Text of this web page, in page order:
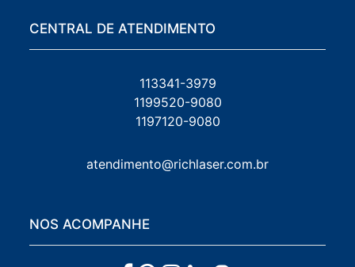
CENTRAL DE ATENDIMENTO
113341-3979
1199520-9080
1197120-9080
atendimento@richlaser.com.br
NOS ACOMPANHE